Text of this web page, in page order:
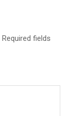
Required fields